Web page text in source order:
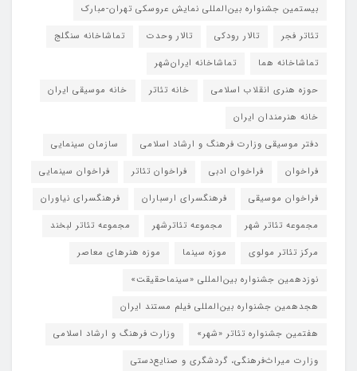
بیستمین جشنواره بین‌المللی نمایش عروسکی تهران-مبارک
تئاتر فجر
تالار رودکی تالار وحدت
تماشاخانه سنگلج
تماشاخانه هما
تماشاخانه‌ ایران‌شهر
حوزه هنری انقلاب اسلامی
خانه تئاتر
خانه موسیقی ایران
خانه هنرمندان ایران
دفتر موسیقی وزارت فرهنگ و ارشاد اسلامی
سازمان سینمایی
فراخوان
فراخوان ادبی فراخوان تئاتر
فراخوان سینمایی
فراخوان موسیقی
فرهنگسرای ارسباران
فرهنگسرای نیاوران
مجموعه تئاتر شهر
مجموعه تئاترشهر
مجموعه تئاتر لبخند
مرکز تئاتر مولوی
موزه سینما
موزه هنرهای معاصر
نوزدهمین جشنواره بین‌المللی «سینماحقیقت»
هجدهمین جشنواره بین‌المللی فیلم مستند ایران
هفتمین جشنواره تئاتر «شهر»
وزارت فرهنگ و ارشاد اسلامی
وزارت میراث‌فرهنگی، گردشگری و صنایع‌دستی